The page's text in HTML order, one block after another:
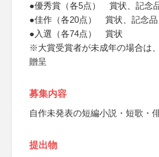
●優秀賞（各5点） 賞状、記念
●佳作（各20点） 賞状、記念品
●入選（各74点） 賞状
※大賞受賞者が未成年の場合は
贈呈
募集内容
自作未発表の短編小説・短歌・
提出物